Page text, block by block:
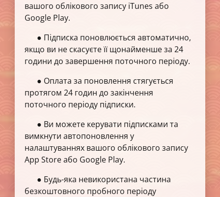
вашого облікового запису iTunes або
Google Play.
● Підписка поновлюється автоматично,
якщо ви не скасуєте її щонайменше за 24
години до завершення поточного періоду.
● Оплата за поновлення стягується
протягом 24 годин до закінчення
поточного періоду підписки.
● Ви можете керувати підписками та
вимкнути автопоновлення у
налаштуваннях вашого облікового запису
App Store або Google Play.
● Будь-яка невикористана частина
безкоштовного пробного періоду